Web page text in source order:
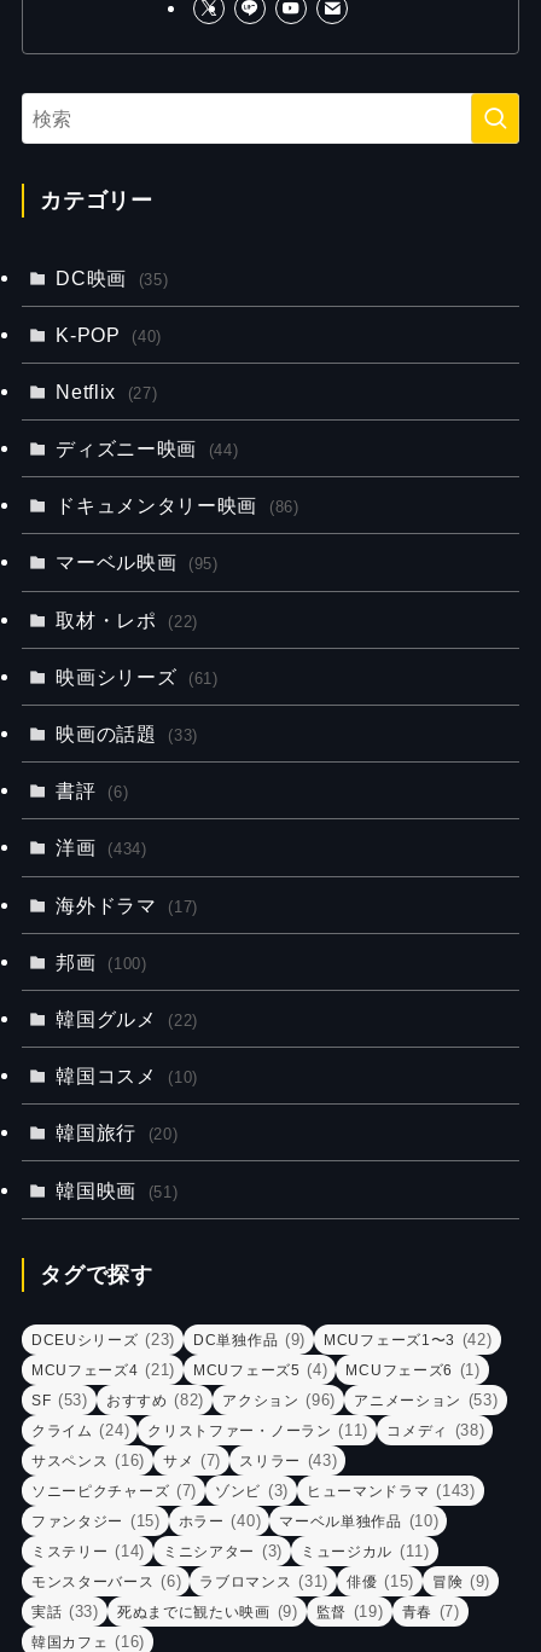
カテゴリー
DC映画 (35)
K-POP (40)
Netflix (27)
ディズニー映画 (44)
ドキュメンタリー映画 (86)
マーベル映画 (95)
取材・レポ (22)
映画シリーズ (61)
映画の話題 (33)
書評 (6)
洋画 (434)
海外ドラマ (17)
邦画 (100)
韓国グルメ (22)
韓国コスメ (10)
韓国旅行 (20)
韓国映画 (51)
タグで探す
DCEUシリーズ (23) DC単独作品 (9) MCUフェーズ1〜3 (42)
MCUフェーズ4 (21) MCUフェーズ5 (4) MCUフェーズ6 (1)
SF (53) おすすめ (82) アクション (96) アニメーション (53)
クライム (24) クリストファー・ノーラン (11) コメディ (38)
サスペンス (16) サメ (7) スリラー (43)
ソニーピクチャーズ (7) ゾンビ (3) ヒューマンドラマ (143)
ファンタジー (15) ホラー (40) マーベル単独作品 (10)
ミステリー (14) ミニシアター (3) ミュージカル (11)
モンスターバース (6) ラブロマンス (31) 俳優 (15) 冒険 (9)
実話 (33) 死ぬまでに観たい映画 (9) 監督 (19) 青春 (7)
韓国カフェ (16)